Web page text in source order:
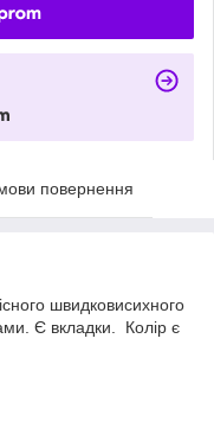
повернення
швидковисихного
Є вкладки. Колір є